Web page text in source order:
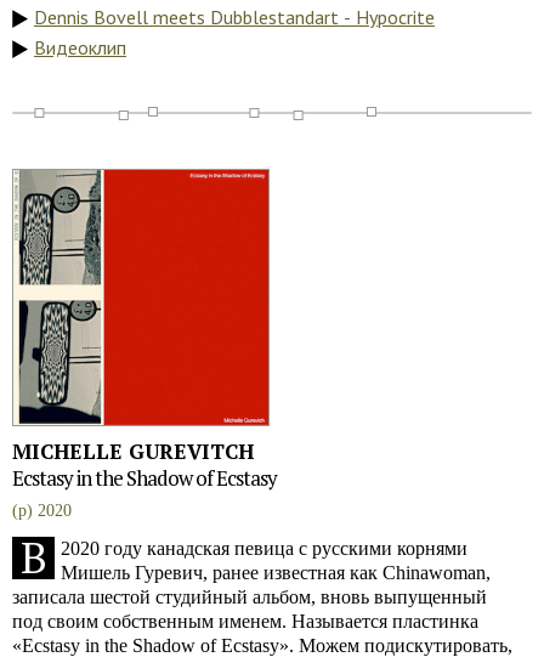
Dennis Bovell meets Dubblestandart - Hypocrite
Видеоклип
MICHELLE GUREVITCH
Ecstasy in the Shadow of Ecstasy
(p) 2020
В
2020 году канадская певица с русскими корнями
Мишель Гуревич, ранее известная как Chinawoman,
записала шестой студийный альбом, вновь выпущенный
под своим собственным именем. Называется пластинка
«Ecstasy in the Shadow of Ecstasy». Можем подискутировать,